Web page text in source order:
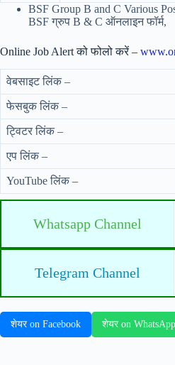
BSF Group B and C Various
BSF ग्रुप B & C ऑनलाइन फॉर्म,
Online Job Alert को फोलो करें –
वेबसाइट लिंक –
फेसबुक लिंक –
ट्विटर लिंक –
एप लिंक –
YouTube लिंक –
Whatsapp Channel
Telegram Channel
शेयर on Facebook शेयर on WhatsApp